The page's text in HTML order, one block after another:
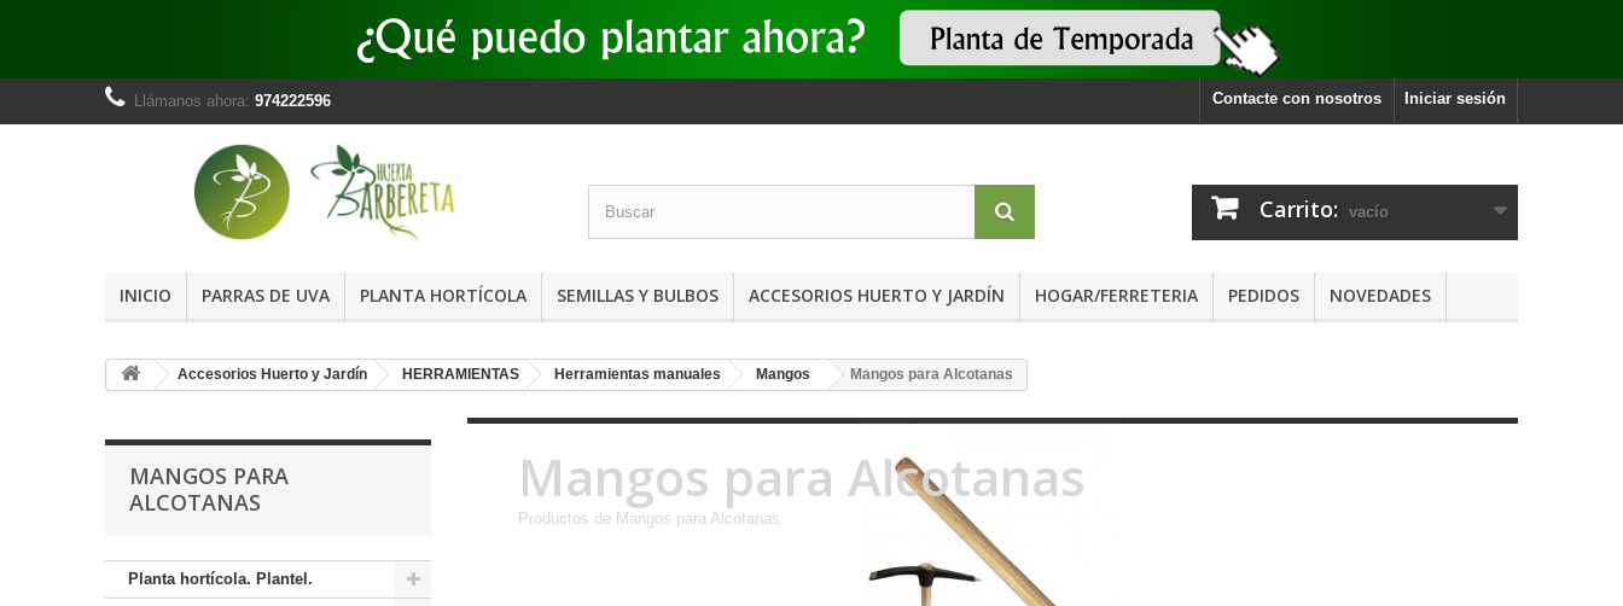
Iniciar sesión
Contacte con nosotros
Llámanos ahora: 974222596
Carrito: vacío
INICIO PARRAS DE UVA PLANTA HORTÍCOLA SEMILLAS Y BULBOS ACCESORIOS HUERTO Y JARDÍN HOGAR/FERRETERIA PEDIDOS NOVEDADES
Accesorios Huerto y Jardín HERRAMIENTAS Herramientas manuales Mangos Mangos para Alcotanas
MANGOS PARA
ALCOTANAS
Planta hortícola. Plantel.
Mangos para Alcotanas
Productos de Mangos para Alcotanas